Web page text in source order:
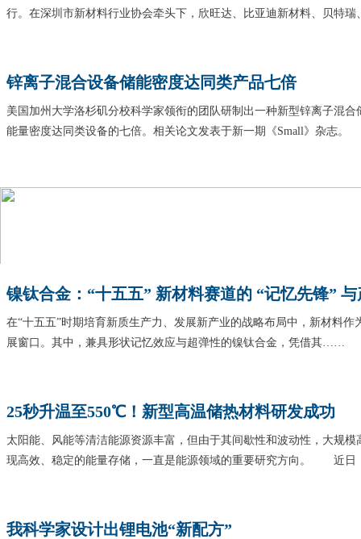
行。在深圳市新材料行业协会牵头下，欣旺达、比亚迪新材料、贝特
锌离子混合设备储能密度达同类产品七倍
美国加州大学洛杉矶分校科学家领衔的团队研制出一种新型锌离子混
能量密度达同类设备的七倍。相关论文发表于新一期《Small》杂
镍钛合金：“十五五” 新材料赛道的 “记忆先锋”
在“十五五”时期培育新质生产力、发展新产业的战略布局中，新材料
展窗口。其中，兼具形状记忆效应与超弹性的镍钛合金，凭借其……
25秒升温至550℃！新型高温储热材料研发成功
太阳能、风能等清洁能源资源丰富，但由于其间歇性和波动性，大规
现高效、稳定的能量存储，一直是能源领域的重要研究方向。 近
我科学家设计出锂电池“新配方”